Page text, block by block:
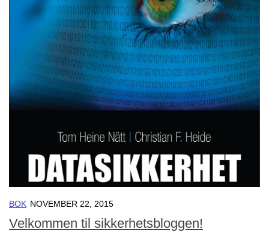
BOK NOVEMBER 22, 2015
Velkommen til sikkerhetsbloggen!